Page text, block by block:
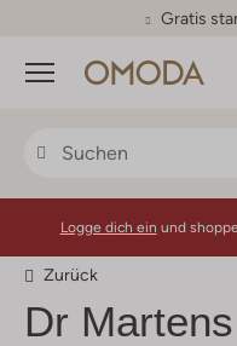
30
Menü
Logge dich ein und
Zurück
Dr Martens